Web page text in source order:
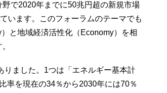
で2020年までに50兆円超の新規市場
います。このフォーラムのテーマでも
と地域経済活性化（Economy）を相
ました。1つは「エネルギー基本計
率を現在の34％から2030年には70％